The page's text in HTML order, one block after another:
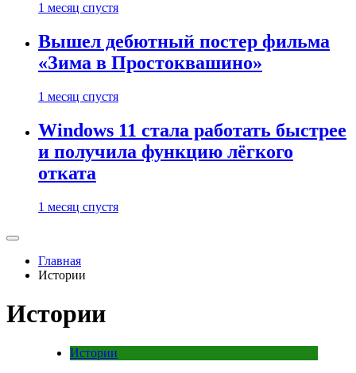
1 месяц спустя
Вышел дебютный постер фильма
«Зима в Простоквашино»
1 месяц спустя
Windows 11 стала работать быстрее
и получила функцию лёгкого
отката
1 месяц спустя
Главная
Истории
Истории
Истории